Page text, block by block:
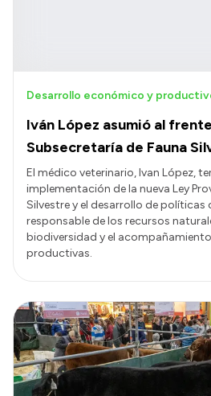
Consulta de expedientes
Consulta de pago a
Convocatorias
Intranet
Login
Iván López asumió al
Subsecretaría de Fauna
Desarrollo económico y
El médico veterinario, Ivan López,
implementación de la nueva Ley
Silvestre y el desarrollo de políticas
responsable de los recursos
biodiversidad y el
productivas.